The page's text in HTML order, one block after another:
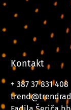
Kontakt
+ 387 37 831 408